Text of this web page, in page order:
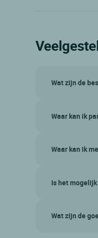
Wat zijn de
Waar kan ik
Waar kan ik
Is het
Wat zijn de